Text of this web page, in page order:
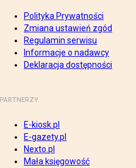
Polityka Prywatności
Zmiana ustawień zgód
Regulamin serwisu
Informacje o nadawcy
Deklaracja dostępności
PARTNERZY
E-kiosk.pl
E-gazety.pl
Nexto.pl
Mała księgowość